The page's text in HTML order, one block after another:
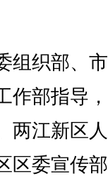
织部、市
作部指导
两江新区
区委宣传